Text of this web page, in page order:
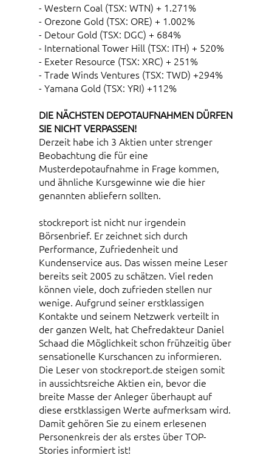
- Western Coal (TSX: WTN) + 1.271%
- Orezone Gold (TSX: ORE) + 1.002%
- Detour Gold (TSX: DGC) + 684%
- International Tower Hill (TSX: ITH) + 520%
- Exeter Resource (TSX: XRC) + 251%
- Trade Winds Ventures (TSX: TWD) +294%
- Yamana Gold (TSX: YRI) +112%
DIE NÄCHSTEN DEPOTAUFNAHMEN DÜRFEN
SIE NICHT VERPASSEN!
Derzeit habe ich 3 Aktien unter strenger
Beobachtung die für eine
Musterdepotaufnahme in Frage kommen,
und ähnliche Kursgewinne wie die hier
genannten abliefern sollten.
stockreport ist nicht nur irgendein
Börsenbrief. Er zeichnet sich durch
Performance, Zufriedenheit und
Kundenservice aus. Das wissen meine Leser
bereits seit 2005 zu schätzen. Viel reden
können viele, doch zufrieden stellen nur
wenige. Aufgrund seiner erstklassigen
Kontakte und seinem Netzwerk verteilt in
der ganzen Welt, hat Chefredakteur Daniel
Schaad die Möglichkeit schon frühzeitig über
sensationelle Kurschancen zu informieren.
Die Leser von stockreport.de steigen somit
in aussichtsreiche Aktien ein, bevor die
breite Masse der Anleger überhaupt auf
diese erstklassigen Werte aufmerksam wird.
Damit gehören Sie zu einem erlesenen
Personenkreis der als erstes über TOP-
Stories informiert ist!